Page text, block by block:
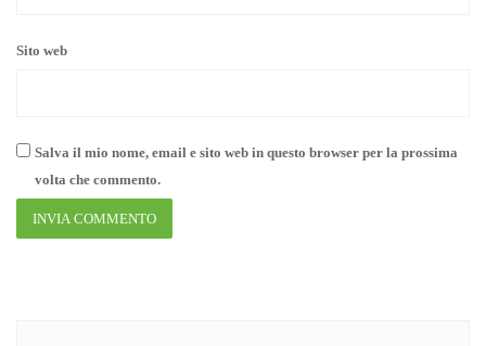
Sito web
Salva il mio nome, email e sito web in questo browser per la prossima
volta che commento.